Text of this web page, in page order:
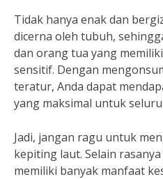
Tidak hanya enak dan
dicerna oleh tubuh,
dan orang tua yang
sensitif. Dengan
teratur, Anda dapat
yang maksimal untuk
Jadi, jangan ragu untuk
kepiting laut. Selain
memiliki banyak manfaat